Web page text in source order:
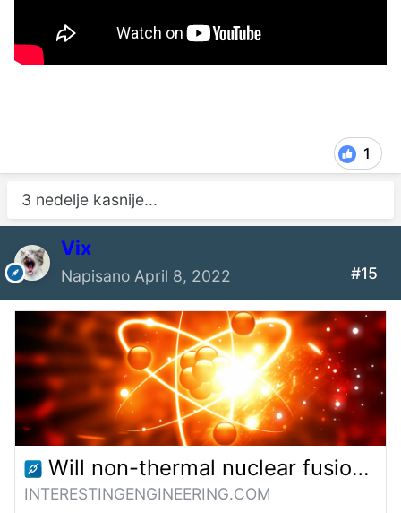
1
3 nedelje kasnije...
Vix
Napisano April 8, 2022 #15
Will non-thermal nuclear fusion be the Holy Grail of clean energy?
INTERESTINGENGINEERING.COM